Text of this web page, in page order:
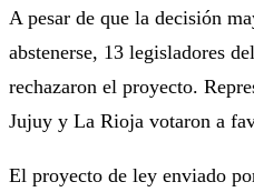
A pesar de que la decisión
abstenerse, 13 legisladores
rechazaron el proyecto.
Jujuy y La Rioja votaron a
El proyecto de ley enviado